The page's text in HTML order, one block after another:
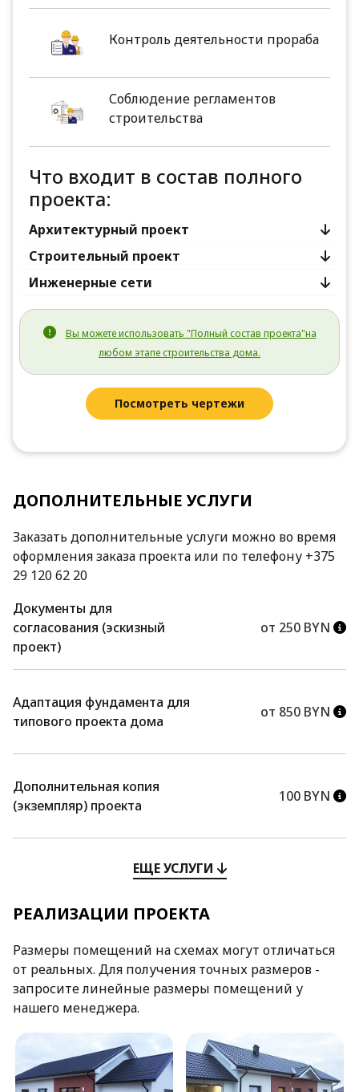
Контроль деятельности прораба
Соблюдение регламентов
строительства
Что входит в состав полного
проекта:
Архитектурный проект
Строительный проект
Инженерные сети
Вы можете использовать "Полный состав проекта"на
любом этапе строительства дома.
Посмотреть чертежи
ДОПОЛНИТЕЛЬНЫЕ УСЛУГИ
Заказать дополнительные услуги можно во время
оформления заказа проекта или по телефону +375
29 120 62 20
Документы для
согласования (эскизный
проект)
от 250 BYN
Адаптация фундамента для
типового проекта дома
от 850 BYN
Дополнительная копия
(экземпляр) проекта
100 BYN
ЕЩЕ УСЛУГИ
РЕАЛИЗАЦИИ ПРОЕКТА
Размеры помещений на схемах могут отличаться
от реальных. Для получения точных размеров -
запросите линейные размеры помещений у
нашего менеджера.